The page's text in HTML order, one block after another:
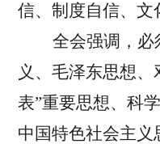
信、制度自信、文
全会强调，必
义、毛泽东思想
表”重要思想、科
中国特色社会主义